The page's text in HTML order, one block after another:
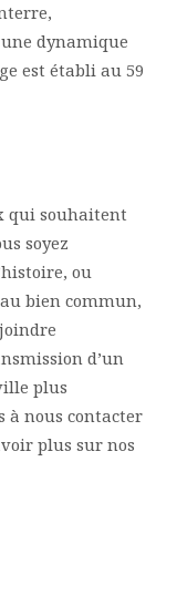
dynamique
est établi au 59
qui souhaitent
soyez
ou
bien commun,
d’un
plus
à nous contacter
plus sur nos